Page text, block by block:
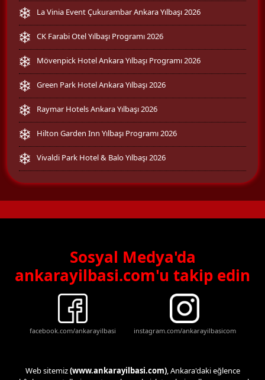
La Vinia Event Çukurambar Ankara Yılbaşı 2026
CK Farabi Otel Yılbaşı Programı 2026
Mövenpick Hotel Ankara Yılbaşı Programı 2026
Green Park Hotel Ankara Yılbaşı 2026
Raymar Hotels Ankara Yılbaşı 2026
Hilton Garden Inn Yılbaşı Programı 2026
Vivaldi Park Hotel & Balo Yılbaşı 2026
Sosyal Medya'da
ankarayilbasi.com'u takip edin
facebook.com/ankarayilbasi instagram.com/ankarayilbasicom
Web sitemiz(www.ankarayilbasi.com), Ankara'daki eğlence